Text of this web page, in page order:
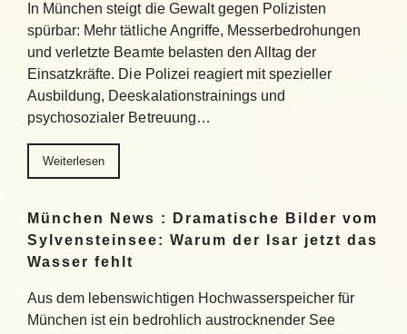
In München steigt die Gewalt gegen Polizisten
spürbar: Mehr tätliche Angriffe, Messerbedrohungen
und verletzte Beamte belasten den Alltag der
Einsatzkräfte. Die Polizei reagiert mit spezieller
Ausbildung, Deeskalationstrainings und
psychosozialer Betreuung…
Weiterlesen
München News : Dramatische Bilder vom
Sylvensteinsee: Warum der Isar jetzt das
Wasser fehlt
Aus dem lebenswichtigen Hochwasserspeicher für
München ist ein bedrohlich austrocknender See